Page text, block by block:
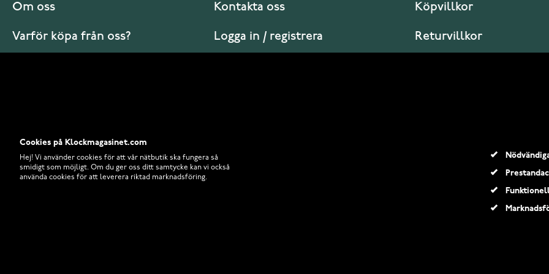
Om oss
Varför köpa från oss?
Kontakta oss
Logga in / registrera
Köpvillkor
Returvillkor
Cookies på Klockmagasinet.com
Hej! Vi använder cookies för att vår nätbutik ska fungera så
smidigt som möjligt. Om du ger oss ditt samtycke kan vi också
använda cookies för att leverera riktad marknadsföring.